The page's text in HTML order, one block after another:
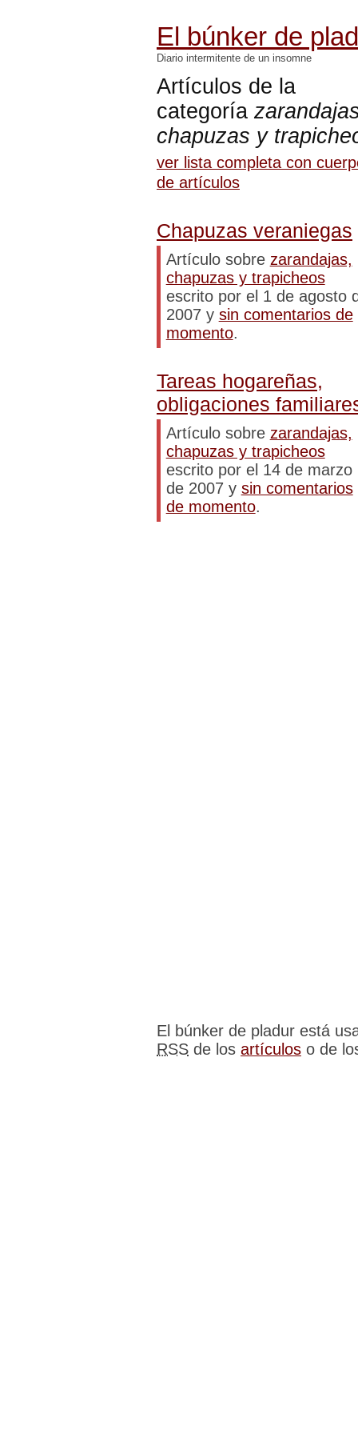
El búnker de
Diario intermitente de un insomne
Artículos de la
categoría
chapuzas y
ver lista completa con
de artículos
Chapuzas veraniegas
Artículo sobre zarandajas,
chapuzas y trapicheos
escrito por el 1 de agosto
2007 y sin comentarios de
momento.
Tareas hogareñas,
obligaciones
Artículo sobre zarandajas,
chapuzas y trapicheos
escrito por el 14 de marzo
de 2007 y sin comentarios
de momento.
El búnker de pladur está
RSS de los artículos o de